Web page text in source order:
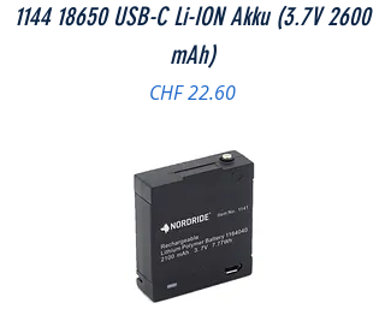
1144 18650 USB-C Li-ION Akku (3.7V 2600
mAh)
Preis
CHF 22.60